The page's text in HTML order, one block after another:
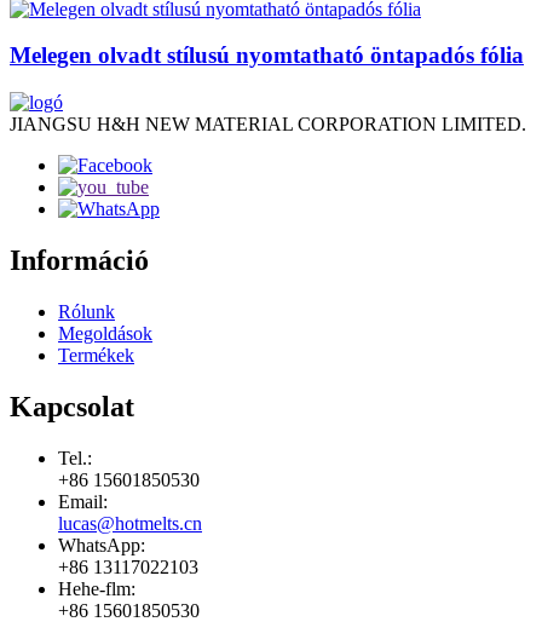
Melegen olvadt stílusú nyomtatható öntapadós fólia
JIANGSU H&H NEW MATERIAL CORPORATION LIMITED.
Információ
Rólunk
Megoldások
Termékek
Kapcsolat
Tel.:
+86 15601850530
Email:
lucas@hotmelts.cn
WhatsApp:
+86 13117022103
Hehe-flm:
+86 15601850530